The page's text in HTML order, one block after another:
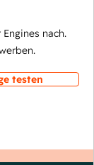
nach.
testen